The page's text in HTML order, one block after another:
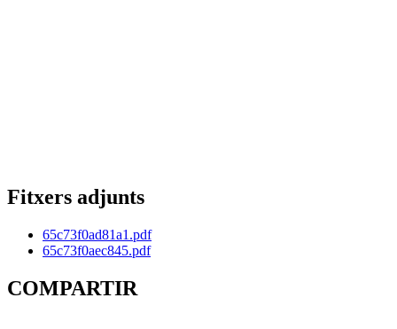
Fitxers adjunts
65c73f0ad81a1.pdf
65c73f0aec845.pdf
COMPARTIR